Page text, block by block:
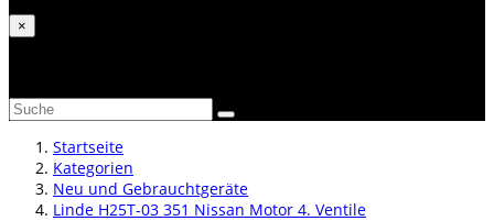
×
Startseite
Kategorien
Neu und Gebrauchtgeräte
Linde H25T-03 351 Nissan Motor 4. Ventile